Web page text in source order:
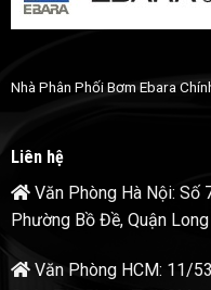
Nhà Phân Phối Bơm Ebara
Liên hệ
Văn Phòng Hà Nội: Số
Phường Bồ Đề, Quận
Văn Phòng HCM: 11/